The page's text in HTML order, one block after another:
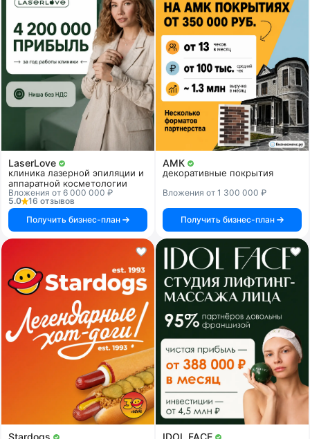
LaserLove
клиника лазерной эпиляции и
аппаратной косметологии
Вложения от 6 000 000 ₽
5.0
16 отзывов
Получить бизнес-план
АМК
декоративные покрытия
Вложения от 1 300 000 ₽
Получить бизнес-план
Stardogs IDOL FACE